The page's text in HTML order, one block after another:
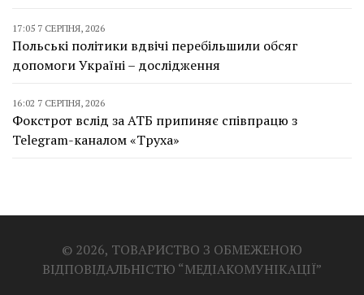
17:05 7 СЕРПНЯ, 2026
Польські політики вдвічі перебільшили обсяг
допомоги Україні – дослідження
16:02 7 СЕРПНЯ, 2026
Фокстрот вслід за АТБ припиняє співпрацю з
Telegram-каналом «Труха»
© 2026, ТОВАРИСТВО З ОБМЕЖЕНОЮ
ВІДПОВІДАЛЬНІСТЮ “МЕДІАКОМУНІКАЦІЇ”